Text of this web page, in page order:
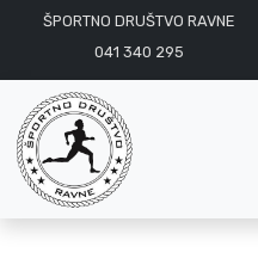
ŠPORTNO DRUŠTVO RAVNE
041 340 295